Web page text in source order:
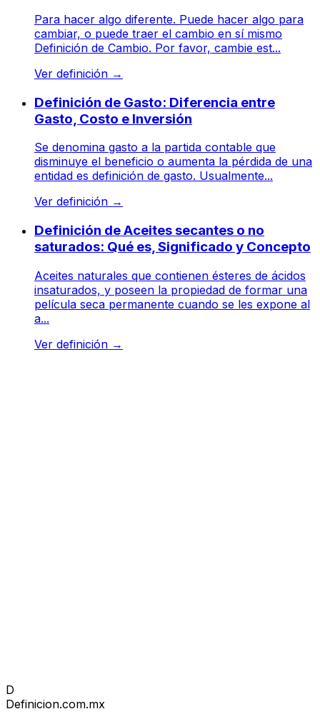
Para hacer algo diferente. Puede hacer algo para
cambiar, o puede traer el cambio en sí mismo
Definición de Cambio. Por favor, cambie est...
Ver definición →
Definición de Gasto: Diferencia entre
Gasto, Costo e Inversión
Se denomina gasto a la partida contable que
disminuye el beneficio o aumenta la pérdida de una
entidad es definición de gasto. Usualmente...
Ver definición →
Definición de Aceites secantes o no
saturados: Qué es, Significado y Concepto
Aceites naturales que contienen ésteres de ácidos
insaturados, y poseen la propiedad de formar una
película seca permanente cuando se les expone al
a...
Ver definición →
D
Definicion.com.mx